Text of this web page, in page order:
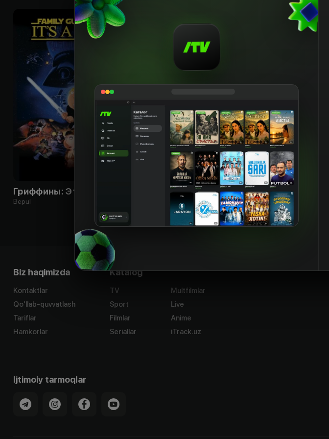
Гриффины: Это ловушка
Bepul
Biz haqimizda
Kontaktlar
Qo'llab-quvvatlash
Tariflar
Hamkorlar
Katalog
TV
Sport
Filmlar
Seriallar
Multfilmlar
Live
Anime
iTrack.uz
Ijtimoiy tarmoqlar